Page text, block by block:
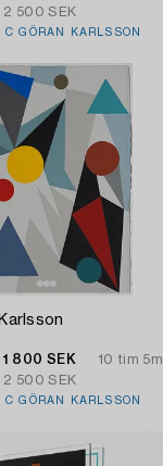
2 500 SEK
C GÖRAN KARLSSON
1 800 SEK
10 tim 5m
2 500 SEK
C GÖRAN KARLSSON